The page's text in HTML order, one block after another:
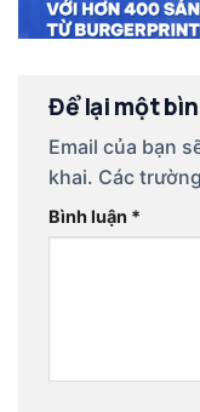
Để lại một
Email của bạn
khai. Các
Bình luận *